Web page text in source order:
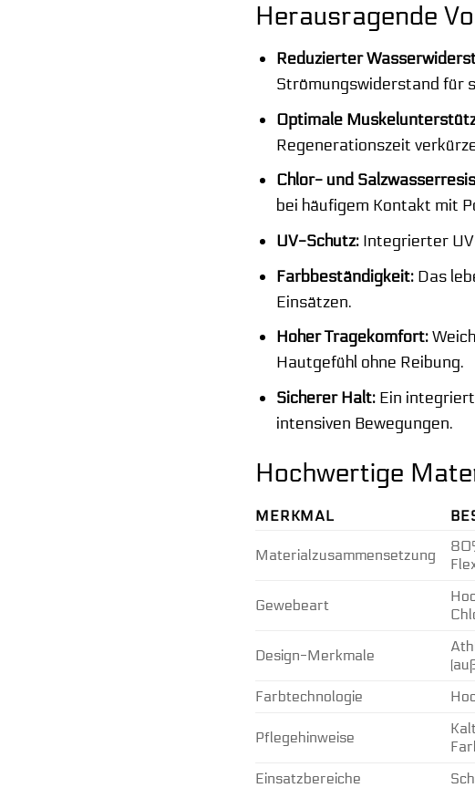
Herausragende
Reduzierter
Strömungswiderstand für
Optimale
Regenerationszeit
Chlor- und
bei häufigem Kontakt mit
UV-Schutz: Integrierter
Farbbeständigkeit: Das
Einsätzen.
Hoher Tragekomfort:
Hautgefühl ohne Reibung.
Sicherer Halt: Ein
intensiven Bewegungen.
Hochwertige
MERKMAL
Materialzusammensetzung
Gewebeart
Design-Merkmale
Farbtechnologie
Pflegehinweise
Einsatzbereiche